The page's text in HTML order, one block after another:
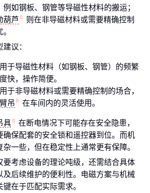
例如钢板、钢管等导磁性材料的搬运；
葫芦
则在非导磁材料或需要精确控制
议：
于导磁性材料（如钢板、钢管）的频繁
快，操作简便。
于非导磁材料或需要精确控制的场合，
吊 在车间内的灵活使用。
具
在断电情况下可能存在安全隐患，
确保配套的安全锁和遥控器到位。而机
一些，但在稳定性上通常更有保障。
要考虑设备的理论吨级，还需结合具体
及后续维护的便利性。电磁方案与机械
在于匹配实际需求。